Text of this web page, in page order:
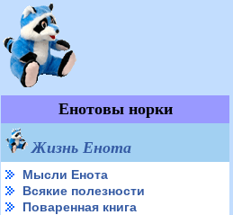
Енотовы норки
Жизнь Енота
Мысли Енота
Всякие полезности
Поваренная книга